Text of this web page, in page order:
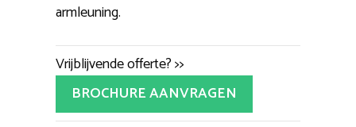
armleuning.
Vrijblijvende offerte? >>
BROCHURE AANVRAGEN